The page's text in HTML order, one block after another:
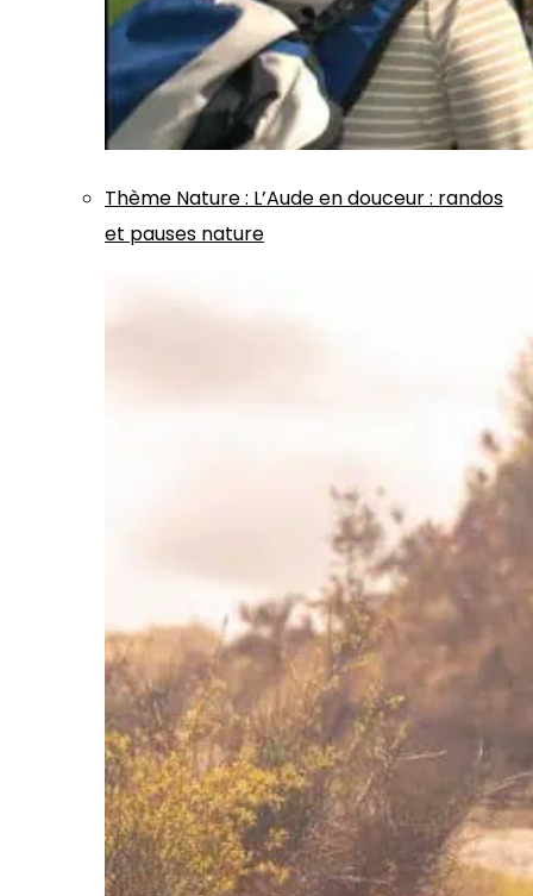
Thème Nature: L’Aude en douceur : randos
et pauses nature